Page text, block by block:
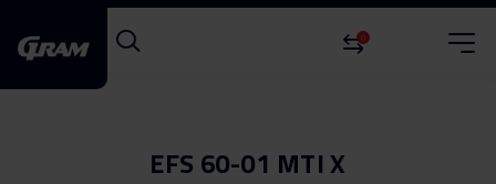
0
EFS 60-01 MTI X